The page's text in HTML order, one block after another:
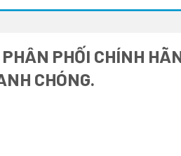
PHỐI CHÍNH
CHÓNG.